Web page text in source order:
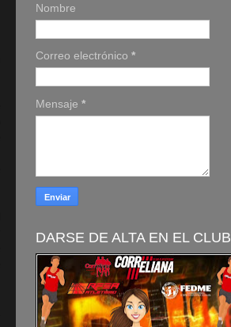
Nombre
Correo electrónico *
Mensaje *
DARSE DE ALTA EN EL CLUB